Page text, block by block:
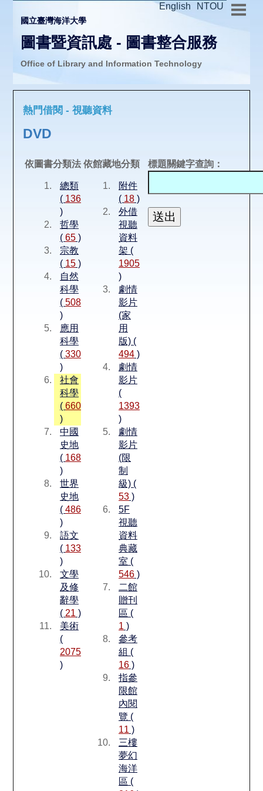
NTOU
English
國立臺灣海洋大學
圖書暨資訊處 - 圖書整合服務
Office of Library and Information Technology
推廣活動
圖書互借
線上報名
申請表單
空間借用
熱門借閱
個人借閱
熱門借閱 - 視聽資料
DVD
依圖書分類法
總類
( 136
)
哲學
( 65)
宗教
( 15)
自然
科學
( 508
)
應用
科學
( 330
)
社會
科學
( 660
)
中國
史地
( 168
)
世界
史地
( 486
)
語文
( 133
)
文學
及修
辭學
( 21 )
美術
(
2075
)
依館藏地分類
附件
( 18)
外借
視聽
資料
架 (
1905
)
劇情
影片
(家
用
版) (
494)
劇情
影片
(
1393
)
劇情
影片
(限
制
級) (
53)
5F
視聽
資料
典藏
室 (
546)
二館
贈刊
區 (
1 )
參考
組 (
16)
指參
限館
內閱
覽 (
11 )
三樓
夢幻
海洋
區 (
標題關鍵字查詢：